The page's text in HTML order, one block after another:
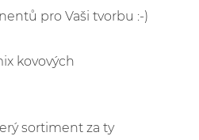
pro Vaši tvorbu :-)
kovových
sortiment za ty